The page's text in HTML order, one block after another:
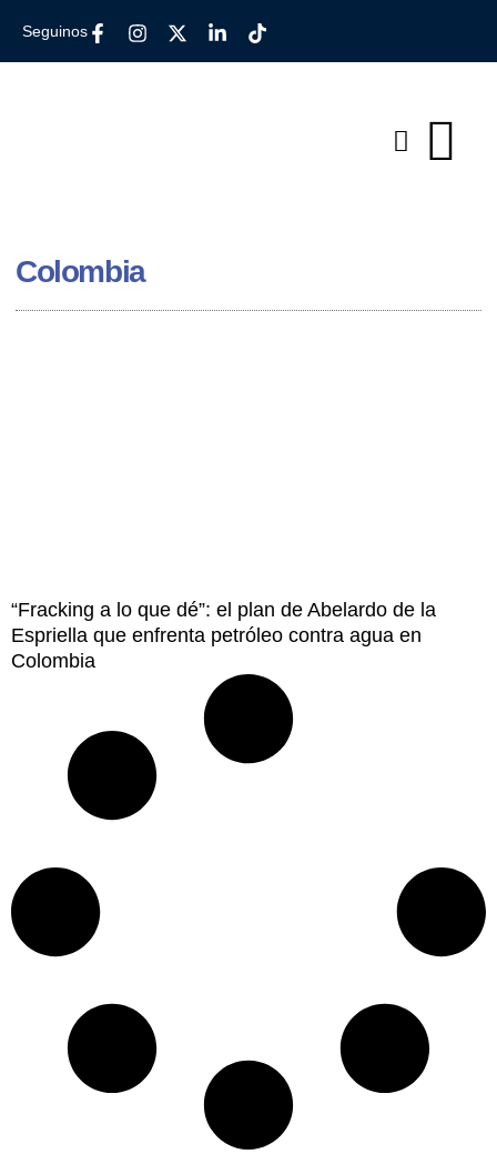
Seguinos
Colombia
“Fracking a lo que dé”: el plan de Abelardo de la
Espriella que enfrenta petróleo contra agua en
Colombia